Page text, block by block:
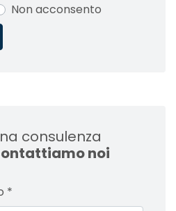
Non acconsento
consulenza
noi
*